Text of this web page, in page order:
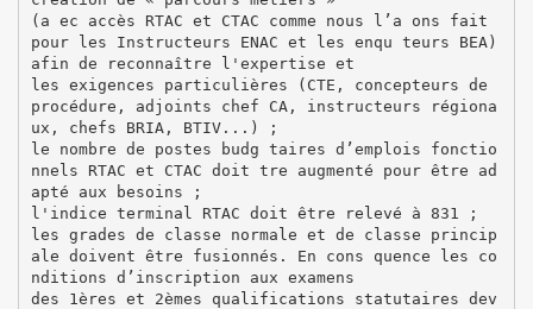
(a ec accès RTAC et CTAC comme nous l’a ons fait
pour les Instructeurs ENAC et les enqu teurs BEA)
afin de reconnaître l'expertise et
les exigences particulières (CTE, concepteurs de
procédure, adjoints chef CA, instructeurs régiona
ux, chefs BRIA, BTIV...) ;
le nombre de postes budg taires d’emplois fonctio
nnels RTAC et CTAC doit tre augmenté pour être ad
apté aux besoins ;
l'indice terminal RTAC doit être relevé à 831 ;
les grades de classe normale et de classe princip
ale doivent être fusionnés. En cons quence les co
nditions d’inscription aux examens
des 1ères et 2èmes qualifications statutaires dev